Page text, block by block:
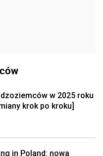
w 2025 roku
krok po kroku]
in Poland: nowa